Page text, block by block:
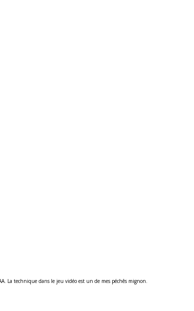
La technique dans le jeu vidéo est un de mes péchês mignon.